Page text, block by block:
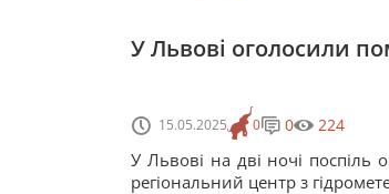
У Львові оголосили
15.05.2025 0 0 224
У Львові на дві ночі поспіль
регіональний центр з